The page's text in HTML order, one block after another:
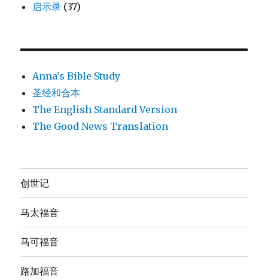
启示录 (37)
Anna's Bible Study
圣经和合本
The English Standard Version
The Good News Translation
创世记
马太福音
马可福音
路加福音